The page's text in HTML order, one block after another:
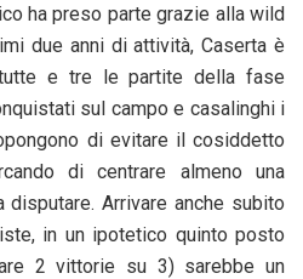
ha preso parte grazie alla wild
due anni di attività, Caserta è
e tre le partite della fase
sul campo e casalinghi i
di evitare il cosiddetto
di centrare almeno una
Arrivare anche subito
in un ipotetico quinto posto
2 vittorie su 3) sarebbe un